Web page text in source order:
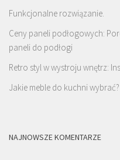
Funkcjonalne rozwiązanie.
Ceny paneli podłogowych:
paneli do podłogi
Retro styl w wystroju wnętrz:
Jakie meble do kuchni wybrać?
NAJNOWSZE KOMENTARZE